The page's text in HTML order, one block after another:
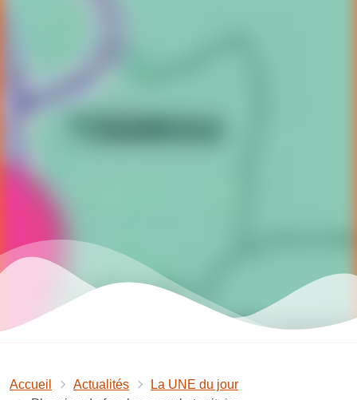
Accueil Actualités
La UNE du jour